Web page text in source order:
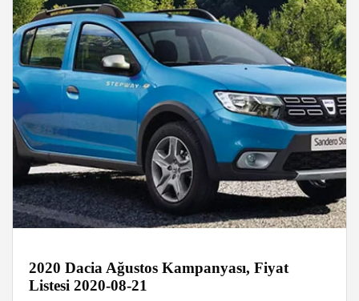
2020 Dacia Ağustos Kampanyası, Fiyat
Listesi 2020-08-21